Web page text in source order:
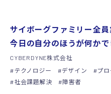
サイボーグファミリー全員
今日の自分のほうが何かで
CYBERDYNE株式会社
テクノロジー
デザイン プロ
社会課題解決
障害者